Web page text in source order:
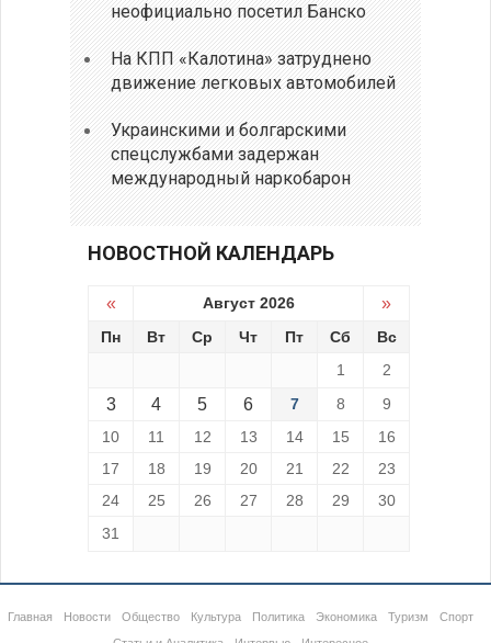
неофициально посетил Банско
На КПП «Калотина» затруднено
движение легковых автомобилей
Украинскими и болгарскими
спецслужбами задержан
международный наркобарон
НОВОСТНОЙ КАЛЕНДАРЬ
« Август 2026 »
Пн Вт Ср Чт Пт Сб
Вс
1
2
3 4 5 6 7 8
9
10
11 12 13 14 15
16
17
18 19 20 21 22
23
24
25 26 27 28 29
30
31
Главная Новости Общество Культура Политика Экономика Туризм
Спорт